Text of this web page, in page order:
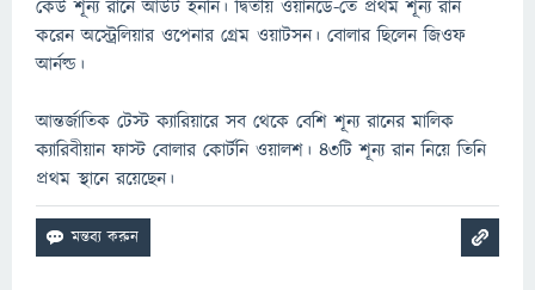
কেউ শূন্য রানে আউট হননি। দ্বিতীয় ওয়ানডে-তে প্রথম শূন্য রান
করেন অস্ট্রেলিয়ার ওপেনার গ্রেম ওয়াটসন। বোলার ছিলেন জিওফ
আর্নল্ড।
আন্তর্জাতিক টেস্ট ক্যারিয়ারে সব থেকে বেশি শূন্য রানের মালিক
ক্যারিবীয়ান ফাস্ট বোলার কোর্টনি ওয়ালশ। ৪৩টি শূন্য রান নিয়ে তিনি
প্রথম স্থানে রয়েছেন।